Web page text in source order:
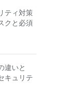
ティ対策
クと必須
違いと
キュリテ